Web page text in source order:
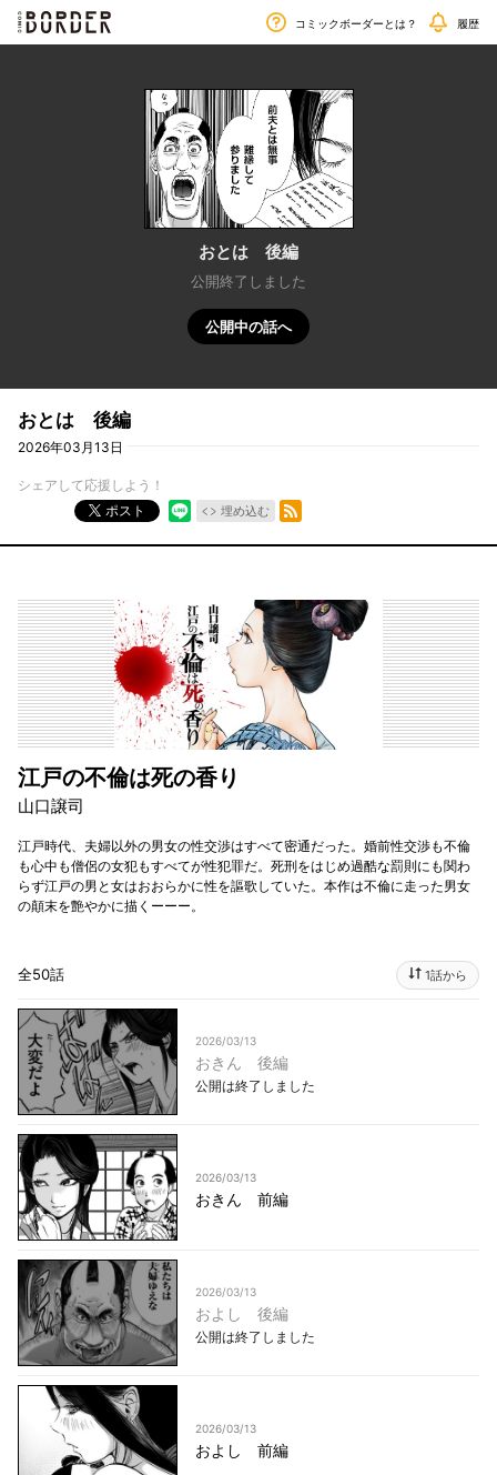
border
毎週金曜日更新!! コミックボーダーとは？ 履歴
おとは 後編
公開終了しました
公開中の話へ
おとは 後編
2026年03月13日
シェアして応援しよう！
ポスト
埋め込む
RSSフィード
江戸の不倫は死の香り
山口譲司
江戸時代、夫婦以外の男女の性交渉はすべて密通だった。婚前性交渉も不倫
も心中も僧侶の女犯もすべてが性犯罪だ。死刑をはじめ過酷な罰則にも関わ
らず江戸の男と女はおおらかに性を謳歌していた。本作は不倫に走った男女
の顛末を艶やかに描くーーー。
全50話 1話から
2026/03/13
おきん 後編
公開は終了しました
2026/03/13
おきん 前編
2026/03/13
およし 後編
公開は終了しました
2026/03/13
およし 前編